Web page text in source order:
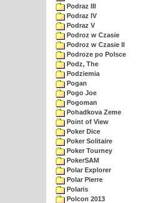
Podraz III
Podraz IV
Podraz V
Podroz w Czasie
Podroz w Czasie II
Podroze po Polsce
Podz, The
Podziemia
Pogan
Pogo Joe
Pogoman
Pohadkova Zeme
Point of View
Poker Dice
Poker Solitaire
Poker Tourney
PokerSAM
Polar Explorer
Polar Pierre
Polaris
Polcon 2013